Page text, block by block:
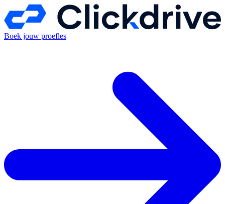
Boek jouw proefles